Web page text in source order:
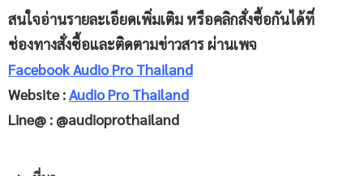
สนใจอ่านรายละเอียดเพิ่มเติม หรือคลิกสั่งซื้อกันได้ที่
ช่องทางสั่งซื้อและติดตามข่าวสาร ผ่านเพจ
Facebook Audio Pro Thailand
Website :Audio Pro Thailand
Line@ : @audioprothailand